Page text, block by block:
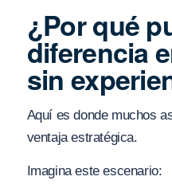
¿Por qué
diferencia
sin
Aquí es donde muchos
ventaja estratégica.
Imagina este escenario: